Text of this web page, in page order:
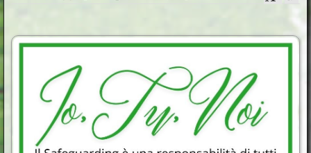
Le squadre
Contatti
Calendario